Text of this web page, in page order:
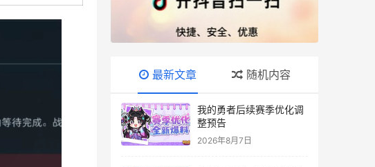
最新文章 随机内容
我的勇者后续赛季优化调
整预告
2026年8月7日